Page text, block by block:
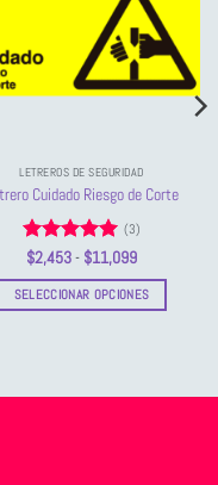
LETREROS DE SEGURIDAD
Cuidado Riesgo de Corte
Valorado
con5de 5
(3)
$2,453- $11,099Rango
precios:
desde
SELECCIONAR OPCIONES
múltiples